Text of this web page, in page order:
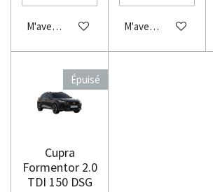
M'avertir si disponible M'avertir si disponible
Épuisé
Cupra
Formentor 2.0
TDI 150 DSG